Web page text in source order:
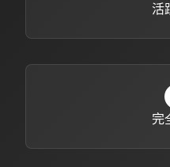
活
完